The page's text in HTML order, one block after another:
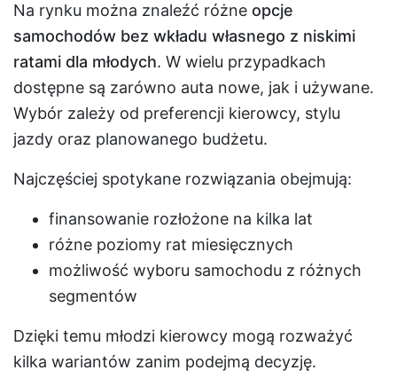
Na rynku można znaleźć różne opcje
samochodów bez wkładu własnego z niskimi
ratami dla młodych. W wielu przypadkach
dostępne są zarówno auta nowe, jak i używane.
Wybór zależy od preferencji kierowcy, stylu
jazdy oraz planowanego budżetu.
Najczęściej spotykane rozwiązania obejmują:
finansowanie rozłożone na kilka lat
różne poziomy rat miesięcznych
możliwość wyboru samochodu z różnych
segmentów
Dzięki temu młodzi kierowcy mogą rozważyć
kilka wariantów zanim podejmą decyzję.